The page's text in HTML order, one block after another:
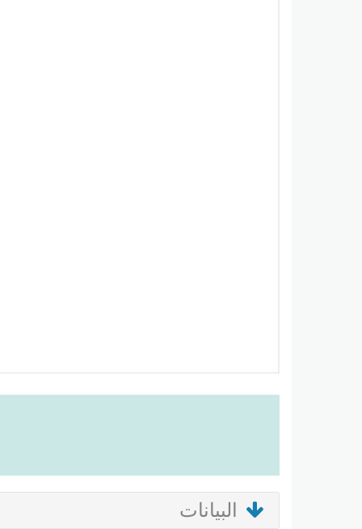
البيانات